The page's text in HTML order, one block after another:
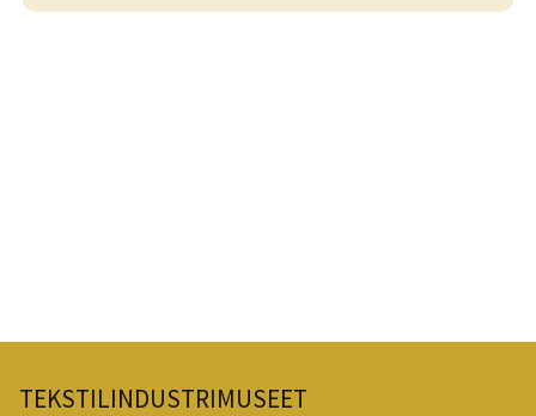
TEKSTILINDUSTRIMUSEET